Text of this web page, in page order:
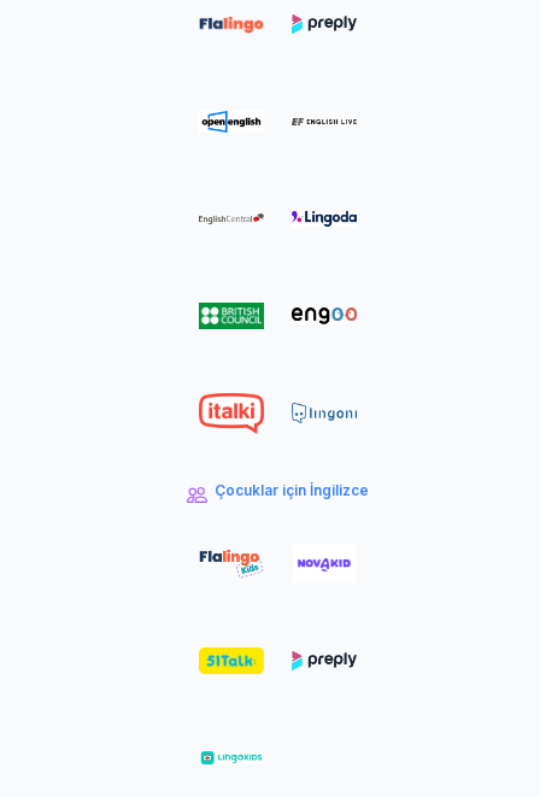
Çocuklar için İngilizce